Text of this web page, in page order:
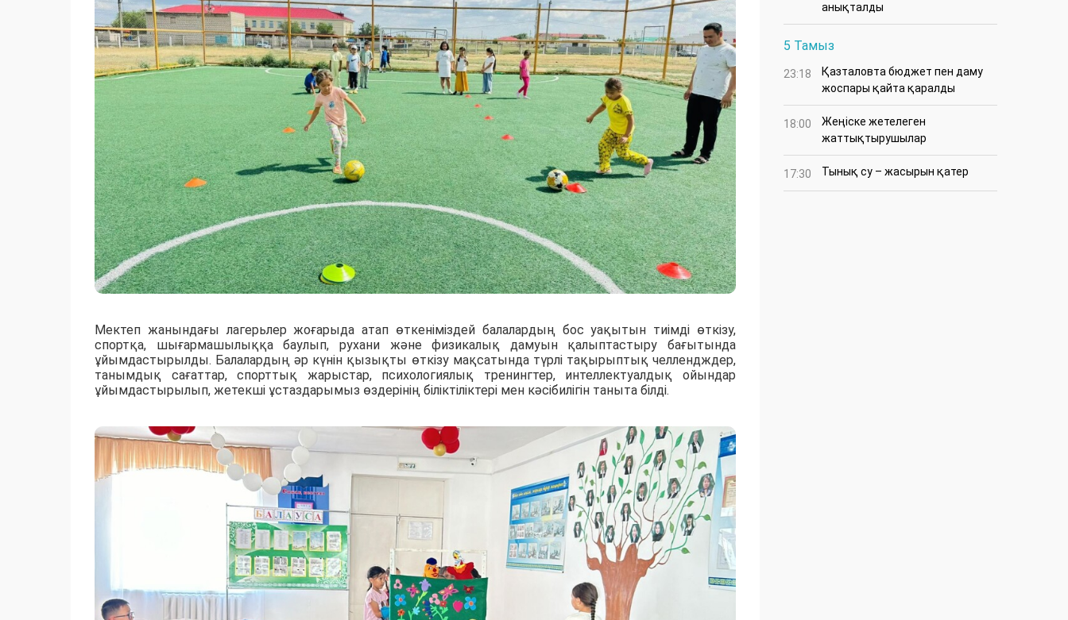
Мектеп жанындағы лагерьлер жоғарыда атап өткеніміздей балалардың бос уақытын тиімді өткізу,
спортқа, шығармашылыққа баулып, рухани және физикалық дамуын қалыптастыру бағытында
ұйымдастырылды. Балалардың әр күнін қызықты өткізу мақсатында түрлі тақырыптық челлендждер,
танымдық сағаттар, спорттық жарыстар, психологиялық тренингтер, интеллектуалдық ойындар
ұйымдастырылып, жетекші ұстаздарымыз өздерінің біліктіліктері мен кәсібилігін таныта білді.
анықталды
5 Тамыз
23:18
Қазталовта бюджет пен даму
жоспары қайта қаралды
18:00
Жеңіске жетелеген
жаттықтырушылар
17:30 Тынық су – жасырын қатер